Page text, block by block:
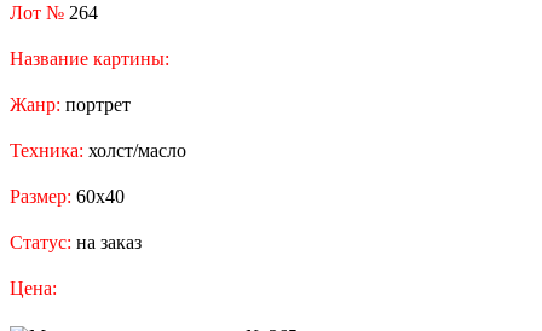
Лот № 264
Название картины:
Жанр: портрет
Техника: холст/масло
Размер: 60x40
Статус: на заказ
Цена: